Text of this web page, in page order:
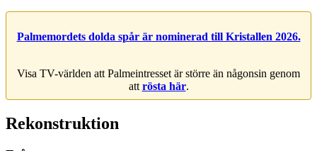
Palmemordets dolda spår är nominerad till Kristallen 2026.
Visa TV-världen att Palmeintresset är större än någonsin genom
att rösta här.
Rekonstruktion